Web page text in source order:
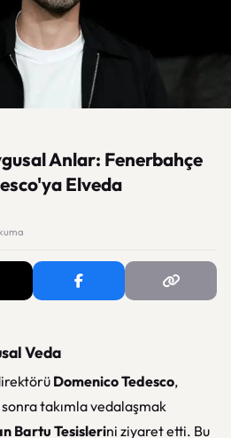
Anlar: Fenerbahçe
Elveda
Veda
Domenico Tedesco,
takımla vedalaşmak
Bartu Tesislerini ziyaret etti. Bu